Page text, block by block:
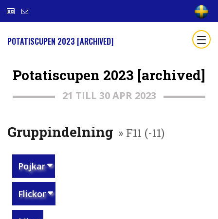
POTATISCUPEN 2023 [ARCHIVED]
Potatiscupen 2023 [archived]
21 TILL 30 APR 2023
Gruppindelning » F11 (-11)
Pojkar
Flickor